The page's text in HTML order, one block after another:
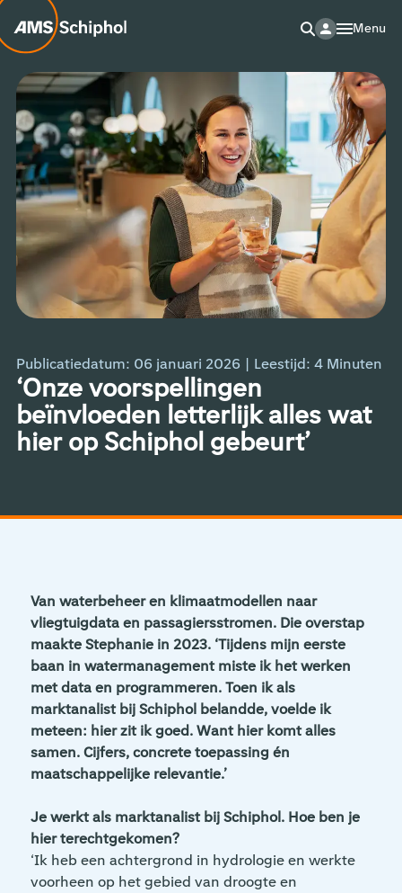
Menu
‘Onze voorspellingen
beïnvloeden letterlijk alles wat
hier op Schiphol gebeurt’
Publicatiedatum: 06 januari 2026 | Leestijd: 4Minuten
Van waterbeheer en klimaatmodellen naar
vliegtuigdata en passagiersstromen. Die overstap
maakte Stephanie in 2023. ‘Tijdens mijn eerste
baan in watermanagement miste ik het werken
met data en programmeren. Toen ik als
marktanalist bij Schiphol belandde, voelde ik
meteen: hier zit ik goed. Want hier komt alles
samen. Cijfers, concrete toepassing én
maatschappelijke relevantie.’
Je werkt als marktanalist bij Schiphol. Hoe ben je
hier terechtgekomen?
‘Ik heb een achtergrond in hydrologie en werkte
voorheen op het gebied van droogte en